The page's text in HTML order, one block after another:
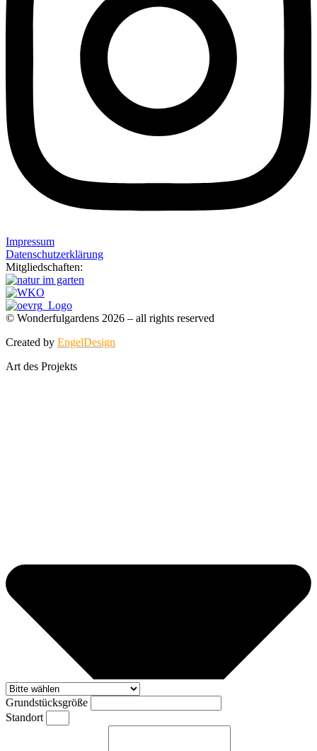
Impressum
Datenschutzerklärung
Mitgliedschaften:
© Wonderfulgardens 2026 – all rights reserved
Created by EngelDesign
Art des Projekts
Grundstücksgröße
Standort